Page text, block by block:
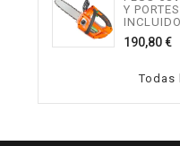
Y PORTES
190,80 €
Todas